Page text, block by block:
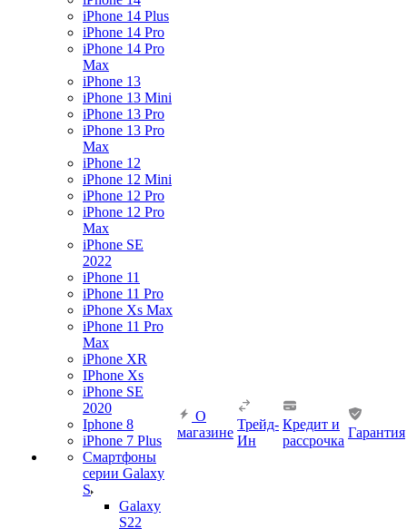
iPhone 14 Plus
iPhone 14 Pro
iPhone 14 Pro
Max
iPhone 13
iPhone 13 Mini
iPhone 13 Pro
iPhone 13 Pro
Max
iPhone 12
iPhone 12 Mini
iPhone 12 Pro
iPhone 12 Pro
Max
iPhone SE
2022
iPhone 11
iPhone 11 Pro
iPhone Xs Max
iPhone 11 Pro
Max
iPhone XR
IPhone Xs
iPhone SE
2020
Iphone 8
iPhone 7 Plus
Смартфоны
серии Galaxy
S
Galaxy
S22
О
магазине
Трейд-
Ин
Кредит и
рассрочка
Гарантия